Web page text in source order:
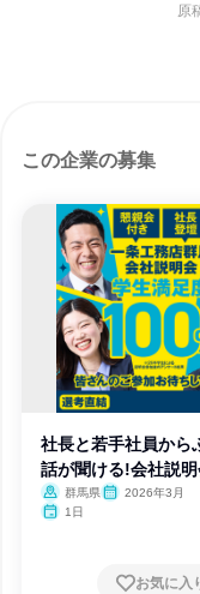
原
この企業の募集
社長と若手社員から
話が聞ける!会社説
群馬県
2026年3月
1日
お気に入